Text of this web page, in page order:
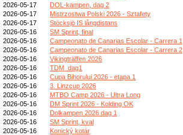
2026-05-17
DOL-kampen, dag 2
2026-05-17
Mistrzostwa Polski 2026 - Sztafety
2026-05-17
Stöcksjö IS långdistans
2026-05-16
SM Sprint, final
2026-05-16
Campeonato de Canarias Escolar - Carrera 1
2026-05-16
Campeonato de Canarias Escolar - Carrera 2
2026-05-16
Vikingträffen 2026
2026-05-16
TDM_dag1
2026-05-16
Cupa Bihorului 2026 - etapa 1
2026-05-16
3. Linzcup 2026
2026-05-16
MTBO Camp 2026 - Ultra Long
2026-05-16
DM Sprint 2026 - Kolding OK
2026-05-16
Dolkampen 2026 dag 1
2026-05-16
SM Sprint, kval
2026-05-16
Konický kotár